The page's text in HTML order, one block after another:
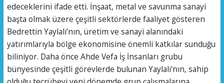
edeceklerini ifade etti. İnşaat, metal ve savunma sanayi
başta olmak üzere çeşitli sektörlerde faaliyet gösteren
Bedrettin Yaylalı’nın, üretim ve sanayi alanındaki
yatırımlarıyla bölge ekonomisine önemli katkılar sunduğu
biliniyor. Daha önce Ahde Vefa İş İnsanları grubu
bünyesinde çeşitli görevlerde bulunan Yaylalı’nın, sahip